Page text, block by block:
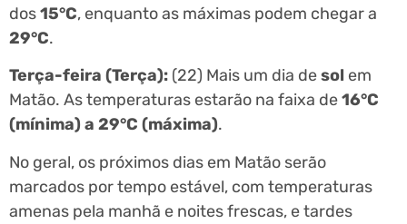
dos15°C, enquanto as máximas podem chegar a
29°C.
Terça-feira (Terça): (22) Mais um dia desol em
Matão. As temperaturas estarão na faixa de16°C
(mínima) a 29°C (máxima).
No geral, os próximos dias em Matão serão
marcados por tempo estável, com temperaturas
amenas pela manhã e noites frescas, e tardes